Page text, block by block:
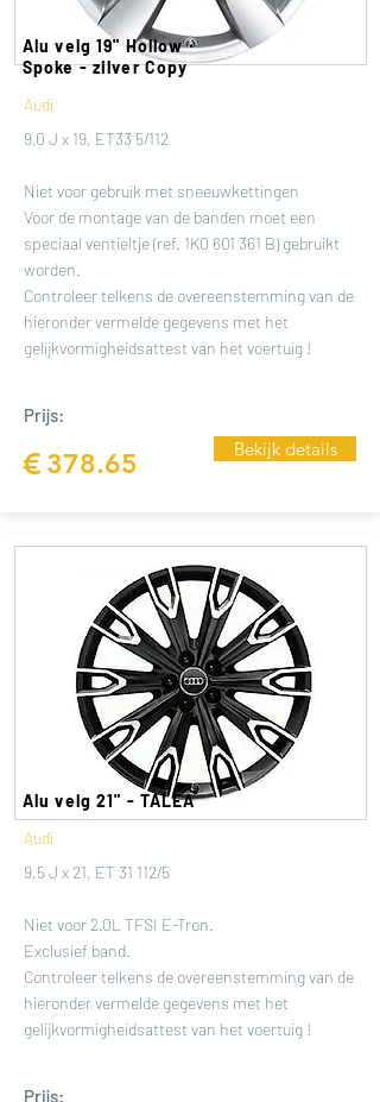
Alu velg 19" Hollow
Spoke - zilver Copy
Audi
9,0 J x 19, ET33 5/112
Niet voor gebruik met sneeuwkettingen
Voor de montage van de banden moet een
speciaal ventieltje (ref. 1K0 601 361 B) gebruikt
worden.
Controleer telkens de overeenstemming van de
hieronder vermelde gegevens met het
gelijkvormigheidsattest van het voertuig !
Prijs:
378.65
€ Bekijk details
Alu velg 21" - TALEA
Audi
9,5 J x 21, ET 31 112/5
Niet voor 2.0L TFSI E-Tron.
Exclusief band.
Controleer telkens de overeenstemming van de
hieronder vermelde gegevens met het
gelijkvormigheidsattest van het voertuig !
Prijs: